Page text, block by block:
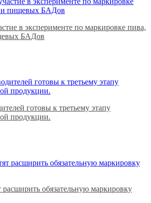
в эксперименте по маркировке пива,
БАДов
готовы к третьему этапу
продукции.
расширить обязательную маркировку